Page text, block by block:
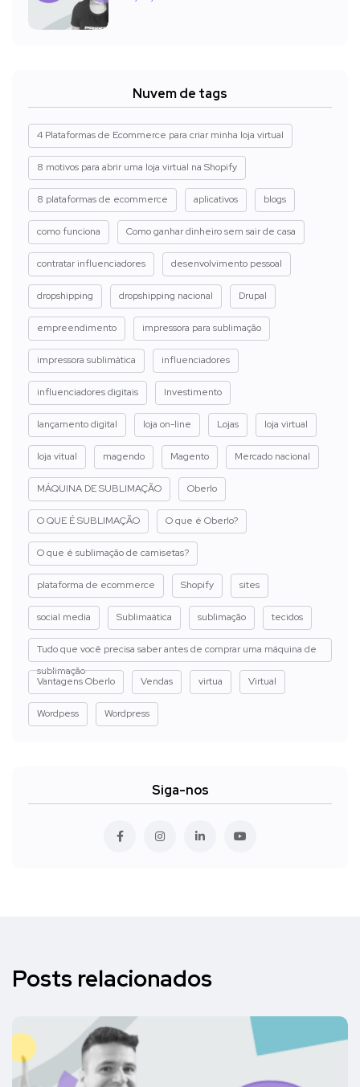
Nuvem de tags
4 Plataformas de Ecommerce para criar minha loja virtual
8 motivos para abrir uma loja virtual na Shopify
8 plataformas de ecommerce aplicativos blogs
como funciona Como ganhar dinheiro sem sair de casa
contratar influenciadores desenvolvimento pessoal
dropshipping dropshipping nacional Drupal
empreendimento impressora para sublimação
impressora sublimática influenciadores
influenciadores digitais Investimento
lançamento digital loja on-line Lojas loja virtual
loja vitual magendo Magento Mercado nacional
MÁQUINA DE SUBLIMAÇÃO Oberlo
O QUE É SUBLIMAÇÃO O que é Oberlo?
O que é sublimação de camisetas?
plataforma de ecommerce Shopify sites
social media Sublimaática sublimação tecidos
Tudo que você precisa saber antes de comprar uma máquina de
sublimação
Vantagens Oberlo
Vendas virtua Virtual
Wordpess Wordpress
Siga-nos
Posts relacionados